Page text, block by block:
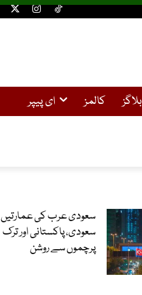
بلاگز کالمز ای پیپر
سعودی عرب کی عمارتیں
سعودی، پاکستانی اور ترک
پرچموں سے روشن